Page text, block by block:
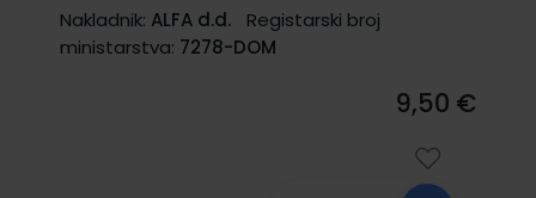
Nakladnik: ALFA d.d.
Registarski broj
ministarstva: 7278-DOM
9,50 €